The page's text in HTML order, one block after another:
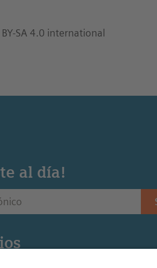
SA 4.0 international
al día!